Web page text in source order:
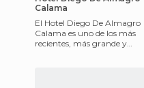
Calama
El Hotel Diego De Almagro
Calama es uno de los más
recientes, más grande y